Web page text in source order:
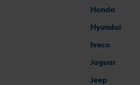
Honda
Hyundai
Iveco
Jaguar
Jeep